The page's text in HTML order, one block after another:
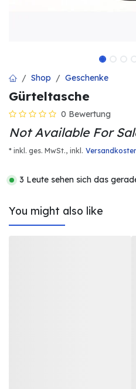
Shop Geschenke
Gürteltasche
0 Bewertung
Not Available For
* inkl. ges. MwSt., inkl.
3 Leute sehen sich das
You might also like